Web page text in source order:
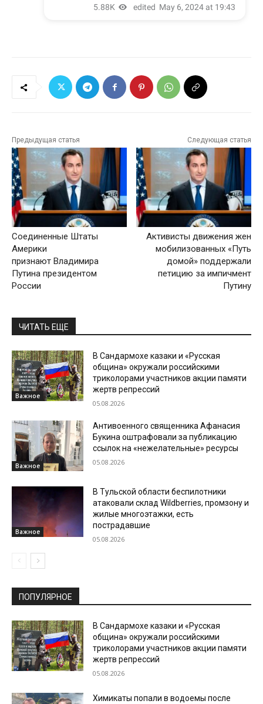
Предыдущая статья
Соединенные Штаты
Америки
признают Владимира
Путина президентом
России
Следующая статья
Активисты движения жен
мобилизованных «Путь
домой» поддержали
петицию за импичмент
Путину
ЧИТАТЬ ЕЩЕ
Важное
В Сандармохе казаки и «Русская
община» окружали российскими
триколорами участников акции памяти
жертв репрессий
05.08.2026
Важное
Антивоенного священника Афанасия
Букина оштрафовали за публикацию
ссылок на «нежелательные» ресурсы
05.08.2026
Важное
В Тульской области беспилотники
атаковали склад Wildberries, промзону и
жилые многоэтажки, есть
пострадавшие
05.08.2026
ПОПУЛЯРНОЕ
В Сандармохе казаки и «Русская
община» окружали российскими
триколорами участников акции памяти
жертв репрессий
05.08.2026
Химикаты попали в водоемы после